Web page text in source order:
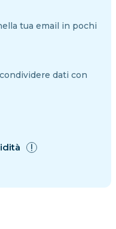
tua email in pochi
dati con